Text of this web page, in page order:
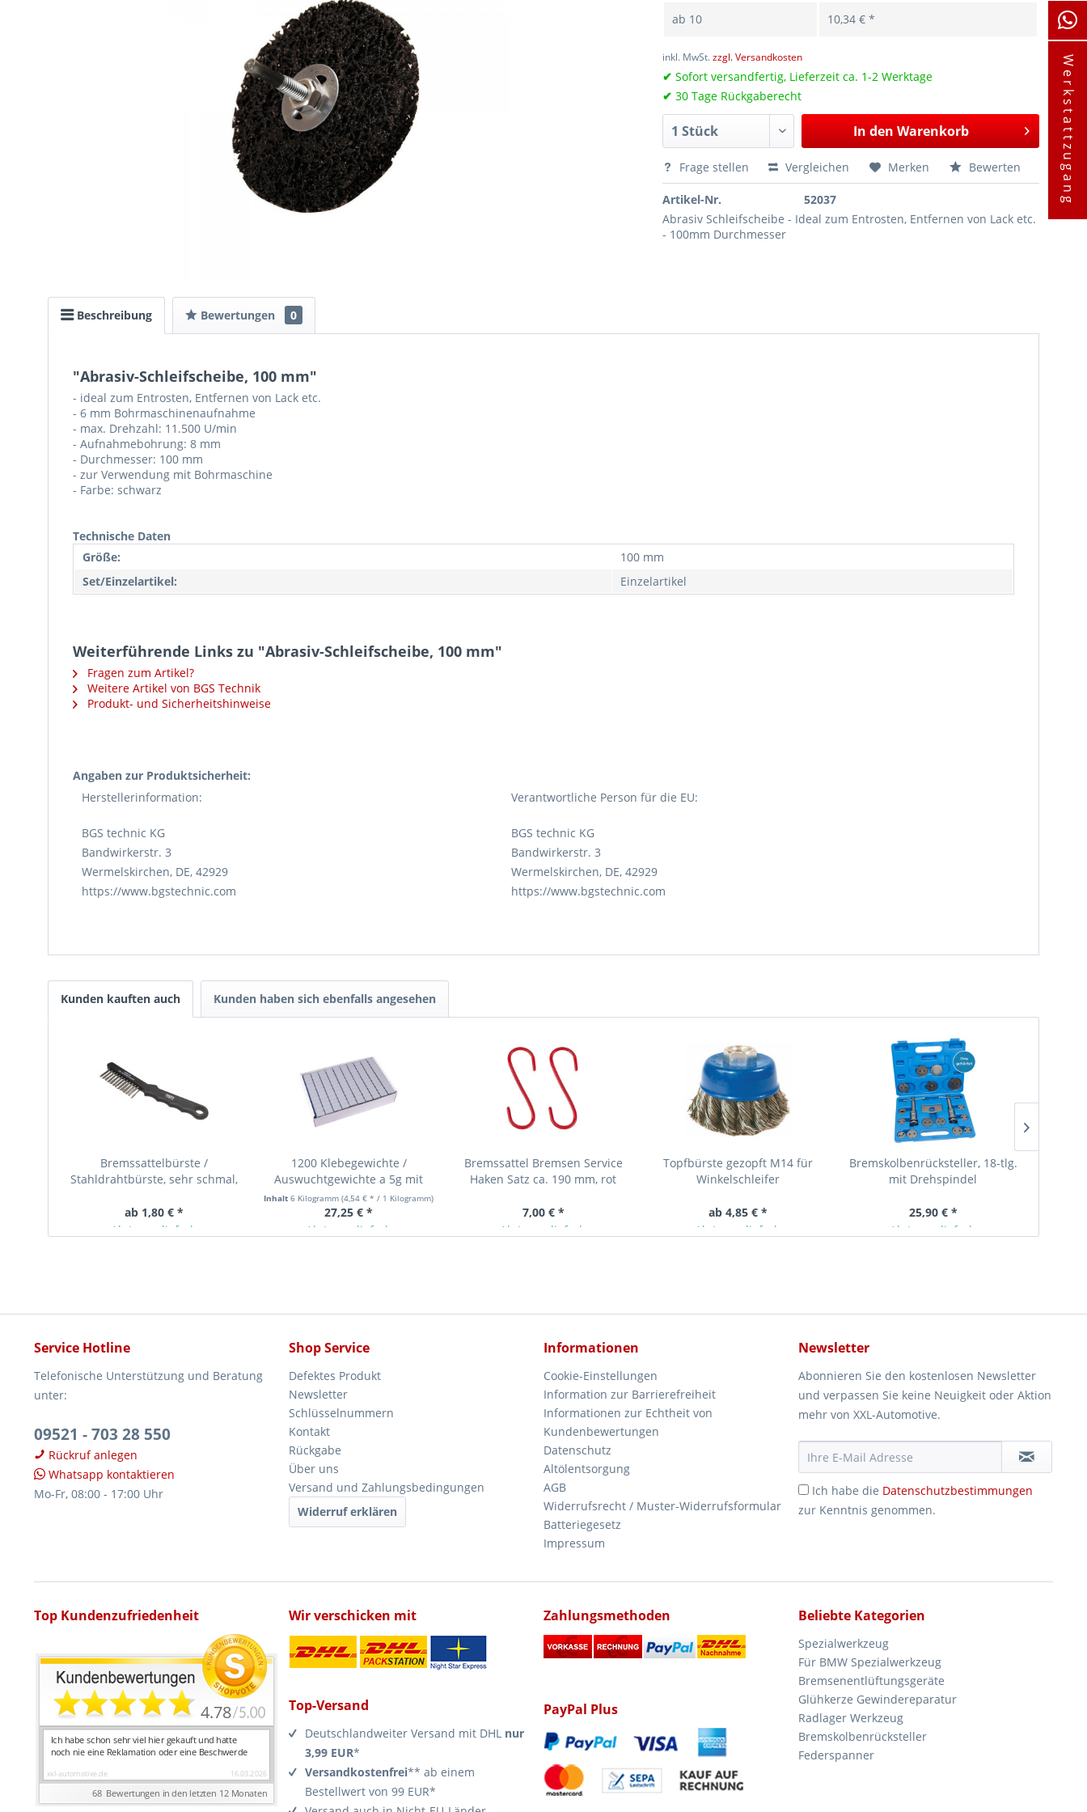
ab 10 10,34 € *
inkl. MwSt.zzgl. Versandkosten
✔ Sofort versandfertig, Lieferzeit ca. 1-2 Werktage
✔ 30 Tage Rückgaberecht
In den Warenkorb
Frage stellen Vergleichen Merken Bewerten
Artikel-Nr.
52037
Abrasiv Schleifscheibe - Ideal zum Entrosten, Entfernen von Lack etc.
- 100mm Durchmesser
Beschreibung Bewertungen 0
"Abrasiv-Schleifscheibe, 100 mm"
- ideal zum Entrosten, Entfernen von Lack etc.
- 6 mm Bohrmaschinenaufnahme
- max. Drehzahl: 11.500 U/min
- Aufnahmebohrung: 8 mm
- Durchmesser: 100 mm
- zur Verwendung mit Bohrmaschine
- Farbe: schwarz
Technische Daten
Größe:
100 mm
Set/Einzelartikel:
Einzelartikel
Weiterführende Links zu "Abrasiv-Schleifscheibe, 100 mm"
Fragen zum Artikel?
Weitere Artikel von BGS Technik
Produkt- und Sicherheitshinweise
Angaben zur Produktsicherheit:
Herstellerinformation:
BGS technic KG
Bandwirkerstr. 3
Wermelskirchen, DE, 42929
https://www.bgstechnic.com
Verantwortliche Person für die EU:
BGS technic KG
Bandwirkerstr. 3
Wermelskirchen, DE, 42929
https://www.bgstechnic.com
Kunden kauften auch Kunden haben sich ebenfalls angesehen
Bremssattelbürste /
Stahldrahtbürste, sehr schmal,
ab 1,80 € *
Ab Lager lieferbar
1200 Klebegewichte /
Auswuchtgewichte a 5g mit
Abrisskante, beschichtet
Inhalt6 Kilogramm(4,54 € * / 1 Kilogramm)
27,25 € *
Ab Lager lieferbar
Bremssattel Bremsen Service
Haken Satz ca. 190 mm, rot
7,00 € *
Ab Lager lieferbar
Topfbürste gezopft M14 für
Winkelschleifer
ab 4,85 € *
Ab Lager lieferbar
Bremskolbenrücksteller, 18-tlg.
mit Drehspindel
25,90 € *
Ab Lager lieferbar
Service Hotline
Telefonische Unterstützung und Beratung
unter:
09521 - 703 28 550
Rückruf anlegen
Whatsapp kontaktieren
Mo-Fr, 08:00 - 17:00 Uhr
Shop Service
Defektes Produkt
Newsletter
Schlüsselnummern
Kontakt
Rückgabe
Über uns
Versand und Zahlungsbedingungen
Widerruf erklären
Informationen
Cookie-Einstellungen
Information zur Barrierefreiheit
Informationen zur Echtheit von
Kundenbewertungen
Datenschutz
Altölentsorgung
AGB
Widerrufsrecht / Muster-Widerrufsformular
Batteriegesetz
Impressum
Newsletter
Abonnieren Sie den kostenlosen Newsletter
und verpassen Sie keine Neuigkeit oder Aktion
mehr von XXL-Automotive.
Ich habe die Datenschutzbestimmungen
zur Kenntnis genommen.
Top Kundenzufriedenheit Wir verschicken mit
Top-Versand
Deutschlandweiter Versand mit DHL nur
3,99 EUR*
Versandkostenfrei** ab einem
Bestellwert von 99 EUR*
Zahlungsmethoden
PayPal Plus
Beliebte Kategorien
Spezialwerkzeug
Für BMW Spezialwerkzeug
Bremsenentlüftungsgeräte
Glühkerze Gewindereparatur
Radlager Werkzeug
Bremskolbenrücksteller
Federspanner
Werkstattzugang